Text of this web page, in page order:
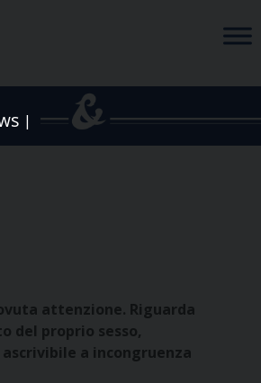
|
attenzione. Riguarda
del proprio sesso,
a incongruenza